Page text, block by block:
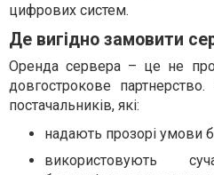
цифрових систем.
Де вигідно замовити
Оренда сервера – це не
довгострокове
постачальників, які:
надають прозорі умови
використовують